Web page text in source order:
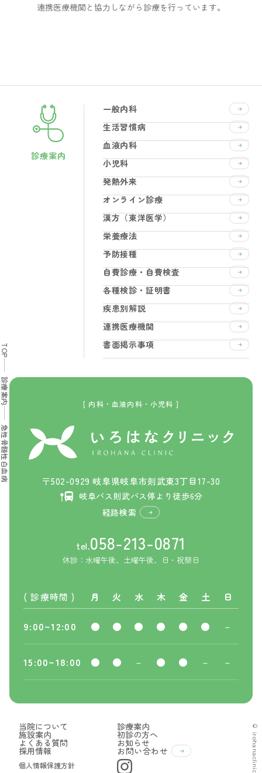
TOP
診療案内
急性骨髄性白血病
連携医療機関と協力しながら診療を行っています。
診療案内
一般内科
生活習慣病
血液内科
小児科
発熱外来
オンライン診療
漢方（東洋医学）
栄養療法
予防接種
自費診療・自費検査
各種検診・証明書
疾患別解説
連携医療機関
書面掲示事項
[ 内科・血液内科・小児科 ]
〒502-0929 岐阜県岐阜市則武東3丁目17-30
岐阜バス則武バス停より徒歩6分
経路検索
tel.058-213-0871
休診：水曜午後、土曜午後、日・祝祭日
( 診療時間 ) 月 火 水 木 金 土 日
9:00~12:00 ● ● ● ● ● ● －
15:00~18:00 ● ● － ● ● － －
当院について 診療案内
施設案内 初診の方へ
よくある質問 お知らせ
採用情報 お問い合わせ
個人情報保護方針 © irohanaclinic.com